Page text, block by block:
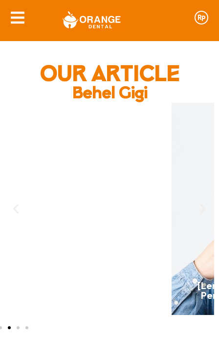
OUR ARTICLE
Behel Gigi
[Lengkap dan Terbaru 2022] Biaya
Pemasangan Behel di Dokter Gigi